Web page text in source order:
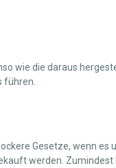
wie die daraus
führen.
Gesetze, wenn es
werden.